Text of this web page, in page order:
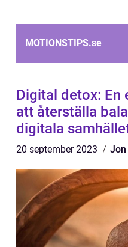
MOTIONSTIPS.se
Digital detox:
att återställa
digitala
20 september 2023 Jon